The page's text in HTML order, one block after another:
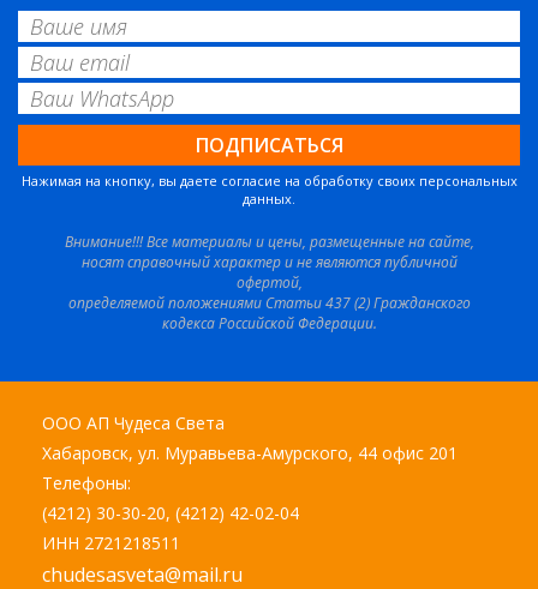
Нажимая на кнопку, вы даете согласие на обработку своих персональных
данных.
Внимание!!! Все материалы и цены, размещенные на сайте,
носят справочный характер и не являются публичной
офертой,
определяемой положениями Статьи 437 (2) Гражданского
кодекса Российской Федерации.
ООО АП Чудеса Света
Хабаровск, ул. Муравьева-Амурского, 44 офис 201
Телефоны:
(4212) 30-30-20, (4212) 42-02-04
ИНН 2721218511
chudesasveta@mail.ru